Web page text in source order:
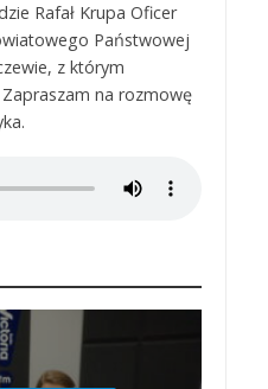
Rafał Krupa Oficer
Państwowej
z którym
na rozmowę